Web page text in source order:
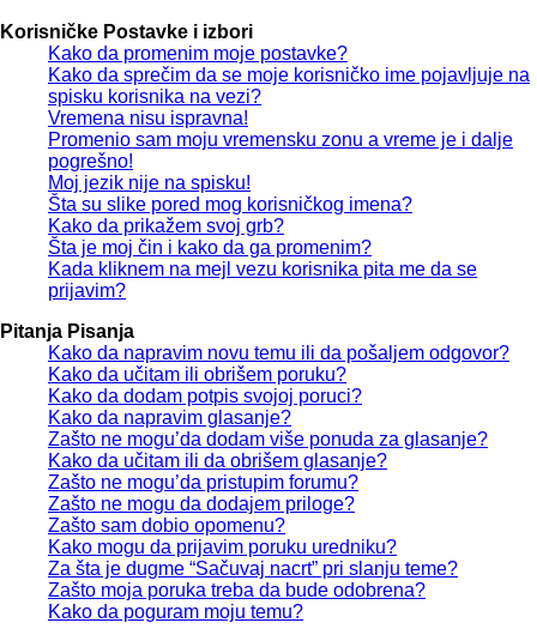
Korisničke Postavke i izbori
Kako da promenim moje postavke?
Kako da sprečim da se moje korisničko ime pojavljuje na
spisku korisnika na vezi?
Vremena nisu ispravna!
Promenio sam moju vremensku zonu a vreme je i dalje
pogrešno!
Moj jezik nije na spisku!
Šta su slike pored mog korisničkog imena?
Kako da prikažem svoj grb?
Šta je moj čin i kako da ga promenim?
Kada kliknem na mejl vezu korisnika pita me da se
prijavim?
Pitanja Pisanja
Kako da napravim novu temu ili da pošaljem odgovor?
Kako da učitam ili obrišem poruku?
Kako da dodam potpis svojoj poruci?
Kako da napravim glasanje?
Zašto ne mogu’da dodam više ponuda za glasanje?
Kako da učitam ili da obrišem glasanje?
Zašto ne mogu’da pristupim forumu?
Zašto ne mogu da dodajem priloge?
Zašto sam dobio opomenu?
Kako mogu da prijavim poruku uredniku?
Za šta je dugme “Sačuvaj nacrt” pri slanju teme?
Zašto moja poruka treba da bude odobrena?
Kako da poguram moju temu?